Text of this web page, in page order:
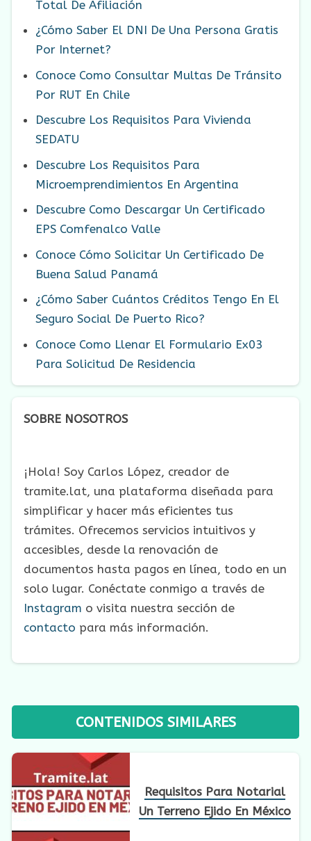
Total De Afiliación
¿Cómo Saber El DNI De Una Persona Gratis
Por Internet?
Conoce Como Consultar Multas De Tránsito
Por RUT En Chile
Descubre Los Requisitos Para Vivienda
SEDATU
Descubre Los Requisitos Para
Microemprendimientos En Argentina
Descubre Como Descargar Un Certificado
EPS Comfenalco Valle
Conoce Cómo Solicitar Un Certificado De
Buena Salud Panamá
¿Cómo Saber Cuántos Créditos Tengo En El
Seguro Social De Puerto Rico?
Conoce Como Llenar El Formulario Ex03
Para Solicitud De Residencia
SOBRE NOSOTROS
¡Hola! Soy Carlos López, creador de
tramite.lat, una plataforma diseñada para
simplificar y hacer más eficientes tus
trámites. Ofrecemos servicios intuitivos y
accesibles, desde la renovación de
documentos hasta pagos en línea, todo en un
solo lugar. Conéctate conmigo a través de
Instagram o visita nuestra sección de
contacto para más información.
CONTENIDOS SIMILARES
Requisitos Para Notarial
Un Terreno Ejido En México